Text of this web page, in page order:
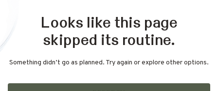
Looks like this page
skipped its routine.
Something didn’t go as planned. Try again or explore other options.